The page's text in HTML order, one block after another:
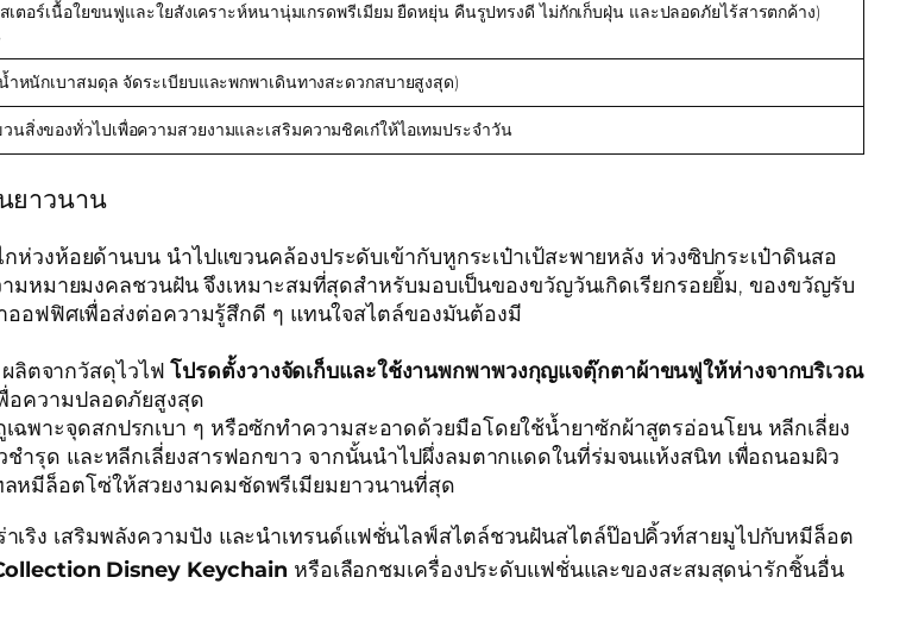
เตอร์เนื้อใยขนฟูและใยสังเคราะห์หนานุ่มเกรดพรีเมียม ยืดหยุ่น คืนรูปทรงดี ไม่กักเก็บฝุ่น และปลอดภัยไร้สารตกค้าง)
ำหนักเบาสมดุล จัดระเบียบและพกพาเดินทางสะดวกสบายสูงสุด)
สิ่งของทั่วไปเพื่อความสวยงามและเสริมความชิคเก๋ให้ไอเทมประจำวัน
ยาวนาน
ห่วงห้อยด้านบน นำไปแขวนคล้องประดับเข้ากับหูกระเป๋าเป้สะพายหลัง ห่วงซิปกระเป๋าดินสอ
หมายมงคลชวนฝัน จึงเหมาะสมที่สุดสำหรับมอบเป็นของขวัญวันเกิดเรียกรอยยิ้ม, ของขวัญรับ
อฟฟิศเพื่อส่งต่อความรู้สึกดี ๆ แทนใจสไตล์ของมันต้องมี
ผลิตจากวัสดุไวไฟโปรดตั้งวางจัดเก็บและใช้งานพกพาพวงกุญแจตุ๊กตาผ้าขนฟูให้ห่างจากบริเวณ
อความปลอดภัยสูงสุด
ฉพาะจุดสกปรกเบา ๆ หรือซักทำความสะอาดด้วยมือโดยใช้น้ำยาซักผ้าสูตรอ่อนโยน หลีกเลี่ยง
ชำรุด และหลีกเลี่ยงสารฟอกขาว จากนั้นนำไปผึ่งลมตากแดดในที่ร่มจนแห้งสนิท เพื่อถนอมผิว
หมีล็อตโซ่ให้สวยงามคมชัดพรีเมียมยาวนานที่สุด
ริง เสริมพลังความปัง และนำเทรนด์แฟชั่นไลฟ์สไตล์ชวนฝันสไตล์ป๊อปคิ้วท์สายมูไปกับหมีล็อต
Disney Keychain หรือเลือกชมเครื่องประดับแฟชั่นและของสะสมสุดน่ารักชิ้นอื่น